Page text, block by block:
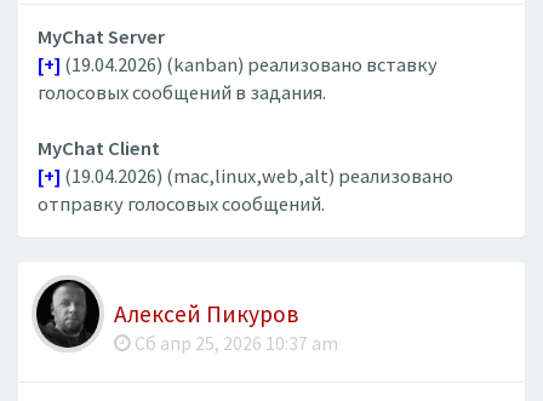
MyChat Server
[+] (19.04.2026) (kanban) реализовано вставку
голосовых сообщений в задания.
MyChat Client
[+] (19.04.2026) (mac,linux,web,alt) реализовано
отправку голосовых сообщений.
Алексей Пикуров
Сб апр 25, 2026 10:37 am